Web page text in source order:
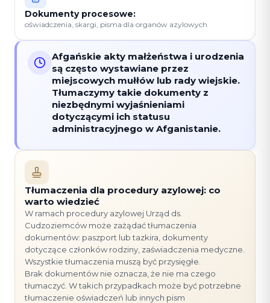
Dokumenty procesowe:
oświadczenia, skargi, pisma dla organów azylowych
Afgańskie akty małżeństwa i urodzenia
są często wystawiane przez
miejscowych mułłów lub rady wiejskie.
Tłumaczymy takie dokumenty z
niezbędnymi wyjaśnieniami
dotyczącymi ich statusu
administracyjnego w Afganistanie.
Tłumaczenia dla procedury azylowej: co
warto wiedzieć
W ramach procedury azylowej Urząd ds.
Cudzoziemców może zażądać tłumaczenia
dokumentów: paszport lub tazkira, dokumenty
dotyczące członków rodziny, zaświadczenia medyczne.
Wszystkie tłumaczenia muszą być przysięgłe.
Brak dokumentów nie oznacza, że nie ma czego
tłumaczyć. W takich przypadkach może być potrzebne
tłumaczenie oświadczeń lub innych pism